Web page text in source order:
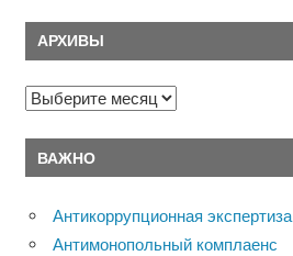
АРХИВЫ
Архивы
ВАЖНО
Антикоррупционная экспертиза
Антимонопольный комплаенс